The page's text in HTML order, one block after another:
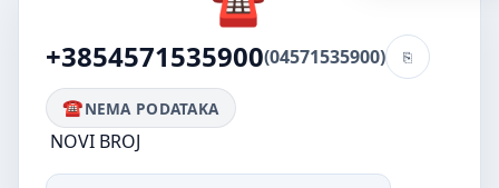
+3854571535900(04571535900)
NEMA PODATAKA
NOVI BROJ